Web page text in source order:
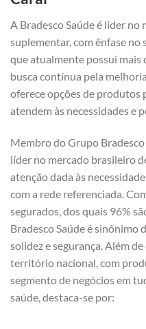
A Bradesco Saúde é líder
suplementar, com ênfase no
que atualmente possui mais
busca contínua pela
oferece opções de produtos
atendem às necessidades e
Membro do Grupo Bradesco
líder no mercado brasileiro
atenção dada às
com a rede referenciada.
segurados, dos quais 96%
Bradesco Saúde é sinônimo
solidez e segurança. Além
território nacional, com
segmento de negócios em
saúde, destaca-se por: